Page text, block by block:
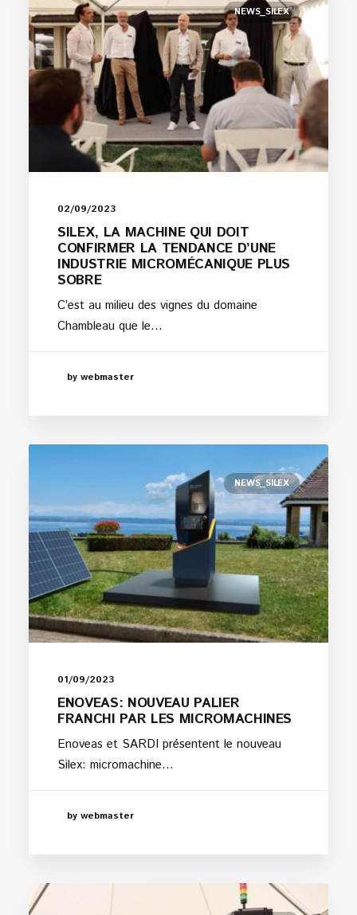
NEWS_SILEX
02/09/2023
SILEX, LA MACHINE QUI DOIT
CONFIRMER LA TENDANCE D’UNE
INDUSTRIE MICROMÉCANIQUE PLUS
SOBRE
C’est au milieu des vignes du domaine
Chambleau que le…
by webmaster
NEWS_SILEX
01/09/2023
ENOVEAS: NOUVEAU PALIER
FRANCHI PAR LES MICROMACHINES
Enoveas et SARDI présentent le nouveau
Silex: micromachine…
by webmaster